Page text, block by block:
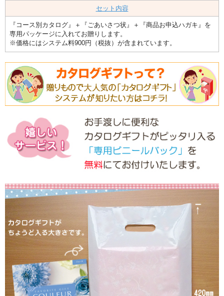
セット内容
『コース別カタログ』＋『ごあいさつ状』＋『商品お申込ハガキ』を
専用パッケージに入れてお贈りします。
※価格にはシステム料900円（税抜）が含まれています。